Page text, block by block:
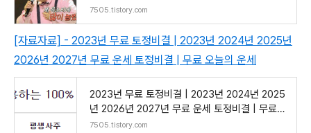
7505.tistory.com
[자료자료] - 2023년 무료 토정비결 | 2023년 2024년 2025년
2026년 2027년 무료 운세 토정비결 | 무료 오늘의 운세
2023년 무료 토정비결 | 2023년 2024년 2025
년 2026년 2027년 무료 운세 토정비결 | 무료
오늘의 운세
7505.tistory.com